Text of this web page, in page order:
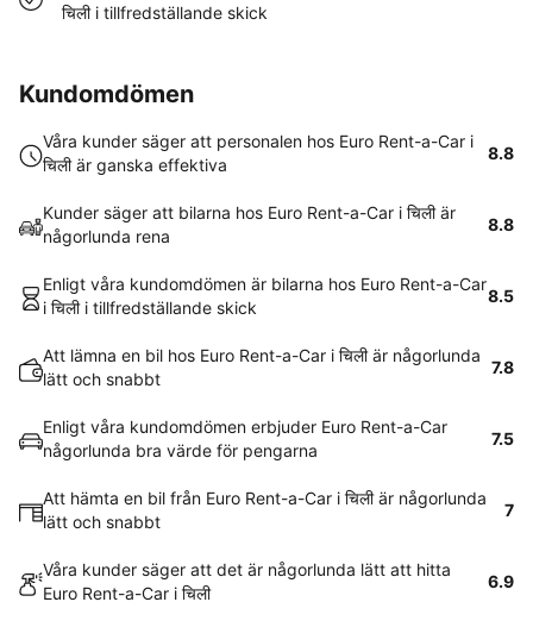
चिली i tillfredställande skick
Kundomdömen
Våra kunder säger att personalen hos Euro Rent-a-Car i
चिली är ganska effektiva
8.8
Kunder säger att bilarna hos Euro Rent-a-Car i चिली är
någorlunda rena
8.8
Enligt våra kundomdömen är bilarna hos Euro Rent-a-Car
i चिली i tillfredställande skick
8.5
Att lämna en bil hos Euro Rent-a-Car i चिली är någorlunda
lätt och snabbt
7.8
Enligt våra kundomdömen erbjuder Euro Rent-a-Car
någorlunda bra värde för pengarna
7.5
Att hämta en bil från Euro Rent-a-Car i चिली är någorlunda
lätt och snabbt
7
Våra kunder säger att det är någorlunda lätt att hitta
Euro Rent-a-Car i चिली
6.9